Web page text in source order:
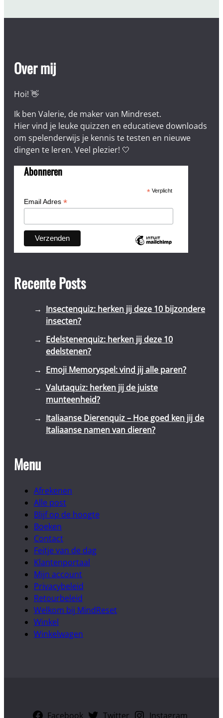
Over mij
Hoi! 👋
Ik ben Valerie, de maker van Mindreset.
Hier vind je leuke quizzen en educatieve downloads
om spelenderwijs je kennis te testen en nieuwe
dingen te leren. Veel plezier! 🤍
Abonneren
*Verplicht
Email Adres *
Recente Posts
Insectenquiz: herken jij deze 10 bijzondere
insecten?
Edelstenenquiz: herken jij deze 10
edelstenen?
Emoji Memoryspel: vind jij alle paren?
Valutaquiz: herken jij de juiste
munteenheid?
Italiaanse Dierenquiz – Hoe goed ken jij de
Italiaanse namen van dieren?
Menu
Afrekenen
Alle post
Blijf op de hoogte
Boeken
Contact
Feitje van de dag
Klantenportaal
Mijn account
Privacybeleid
Retourbeleid
Welkom bij MindReset
Winkel
Winkelwagen
Facebook Twitter Instagram